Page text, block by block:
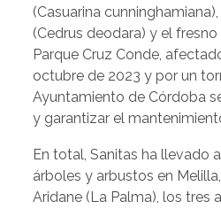
(Casuarina
(Cedrus deodara) y el
Parque Cruz Conde,
octubre de 2023 y por un
Ayuntamiento de Córdoba
y garantizar el
En total, Sanitas ha llevado
árboles y arbustos en
Aridane (La Palma), los tres